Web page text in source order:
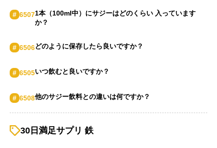
# 65071本（100ml中）にサジーはどのくらい 入っています
か？
# 6506どのように保存したら良いですか？
# 6505いつ飲むと良いですか？
# 6508他のサジー飲料との違いは何ですか？
30日満足サプリ 鉄